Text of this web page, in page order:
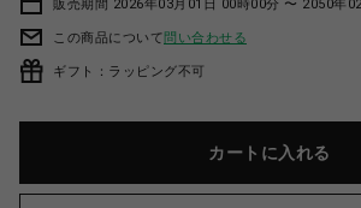
販売期間 2026年03月01日 00時00分 〜 2050年
この商品について問い合わせる
ギフト：ラッピング不可
カートに入れる